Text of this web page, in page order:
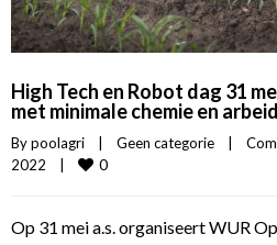
High Tech en Robot dag 31
met minimale chemie en arbeid
By poolagri Geen categorie
2022
0
Op 31 mei a.s. organiseert WUR